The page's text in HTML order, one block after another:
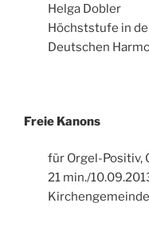
Helga Dobler
Höchststufe in
Deutschen
Freie Kanons
für Orgel-Positiv,
21 min./